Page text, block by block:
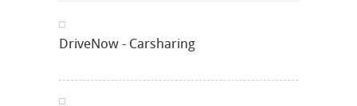
DriveNow - Carsharing